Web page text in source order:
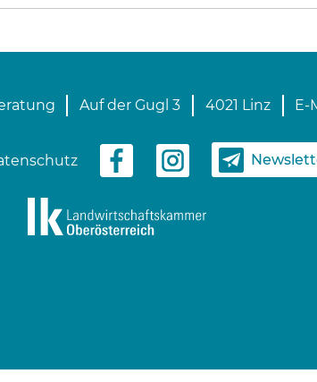
Auf der Gugl 3 4021 Linz E-